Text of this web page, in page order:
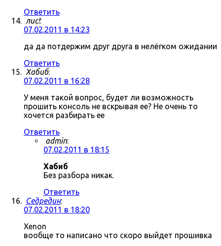
Ответить
лис!:
07.02.2011 в 14:23
да да потдержим друг друга в нелёгком ожидании
Ответить
Хабиб:
07.02.2011 в 16:28
У меня такой вопрос, будет ли возможность
прошить консоль не вскрывая ее? Не очень то
хочется разбирать ее
Ответить
admin:
07.02.2011 в 18:15
Хабиб
Без разбора никак.
Ответить
Седредин:
07.02.2011 в 18:20
Xenon
вообще то написано что скоро выйдет прошивка